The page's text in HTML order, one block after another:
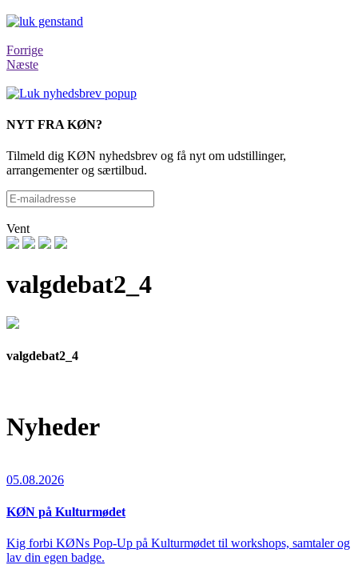
Forrige
Næste
NYT FRA KØN?
Tilmeld dig KØN nyhedsbrev og få nyt om udstillinger,
arrangementer og særtilbud.
Vent
valgdebat2_4
valgdebat2_4
Nyheder
05.08.2026
KØN på Kulturmødet
Kig forbi KØNs Pop-Up på Kulturmødet til workshops, samtaler og
lav din egen badge.